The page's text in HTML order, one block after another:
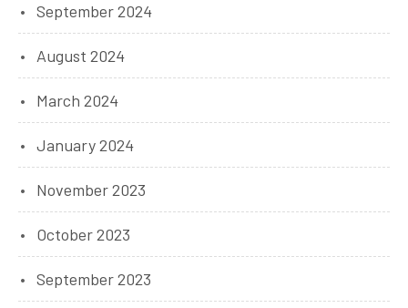
September 2024
August 2024
March 2024
January 2024
November 2023
October 2023
September 2023